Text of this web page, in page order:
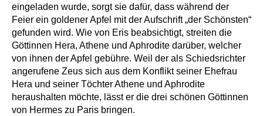
eingeladen wurde, sorgt sie dafür, dass während der
Feier ein goldener Apfel mit der Aufschrift „der Schönsten“
gefunden wird. Wie von Eris beabsichtigt, streiten die
Göttinnen Hera, Athene und Aphrodite darüber, welcher
von ihnen der Apfel gebühre. Weil der als Schiedsrichter
angerufene Zeus sich aus dem Konflikt seiner Ehefrau
Hera und seiner Töchter Athene und Aphrodite
heraushalten möchte, lässt er die drei schönen Göttinnen
von Hermes zu Paris bringen.